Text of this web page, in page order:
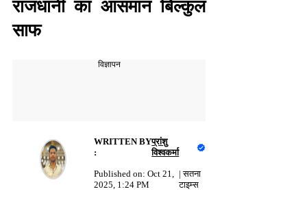
राजधानी का आसमान बिल्कुल
साफ
विज्ञापन
WRITTEN BY
:
प्रांशु
विश्वकर्मा
Published on: Oct 21,
2025, 1:24 PM
|सतना
टाइम्स